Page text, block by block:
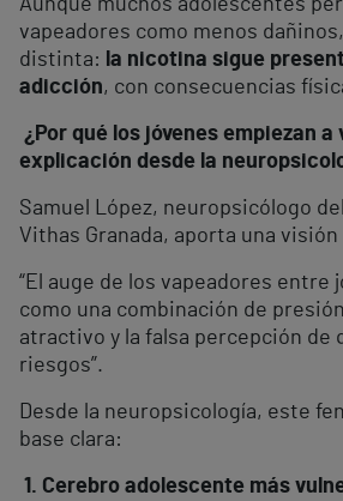
Aunque muchos adolescentes
vapeadores como menos
distinta: la nicotina sigue
adicción, con consecuencias
¿Por qué los jóvenes empiezan a
explicación desde la
Samuel López, neuropsicólogo
Vithas Granada, aporta una visión
“El auge de los vapeadores entre
como una combinación de
atractivo y la falsa percepción de
riesgos”.
Desde la neuropsicología, este
base clara:
1. Cerebro adolescente más